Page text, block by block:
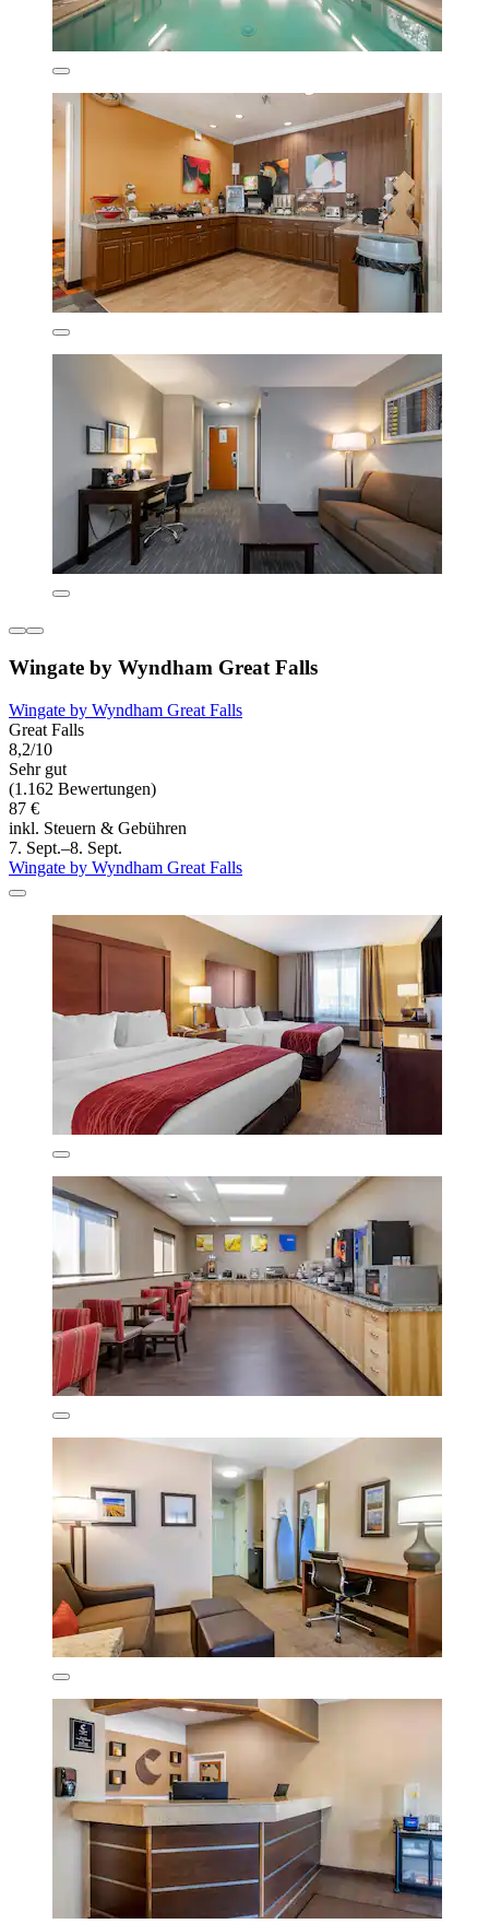
Wingate by Wyndham Great Falls
Wingate by Wyndham Great Falls
Great Falls
8,2/10
Sehr gut
(1.162 Bewertungen)
87 €
inkl. Steuern & Gebühren
7. Sept.–8. Sept.
Wingate by Wyndham Great Falls